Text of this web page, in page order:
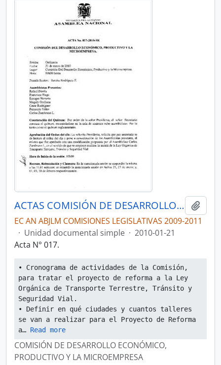
ACTAS COMISIÓN DE DESARROLLO ECONÓMICO, PRODUCTIVO Y LA MICROEMPRESA
EC AN ABJLM COMISIONES LEGISLATIVAS 2009-2011
· Unidad documental simple · 2010-01-21
Acta N° 017.
• Cronograma de actividades de la Comisión,
para tratar el proyecto de reforma a la Ley
Orgánica de Transporte Terrestre, Tránsito y
Seguridad Vial.
• Definir en qué ciudades y cuantos talleres
se van a realizar para el Proyecto de Reforma
a… Read more
COMISIÓN DE DESARROLLO ECONÓMICO,
PRODUCTIVO Y LA MICROEMPRESA